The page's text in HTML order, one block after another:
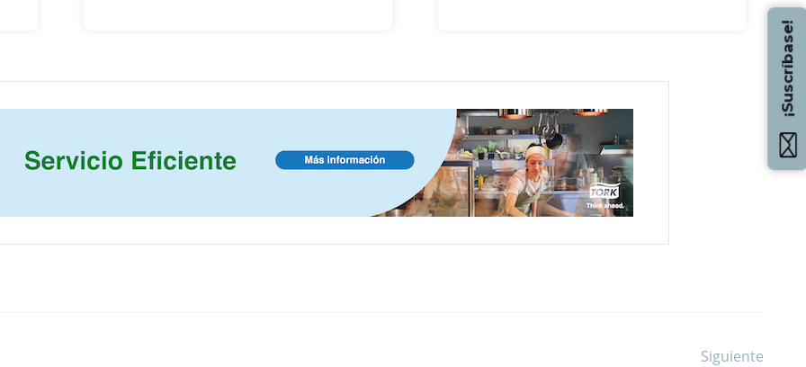
Siguiente
¡Suscríbase!